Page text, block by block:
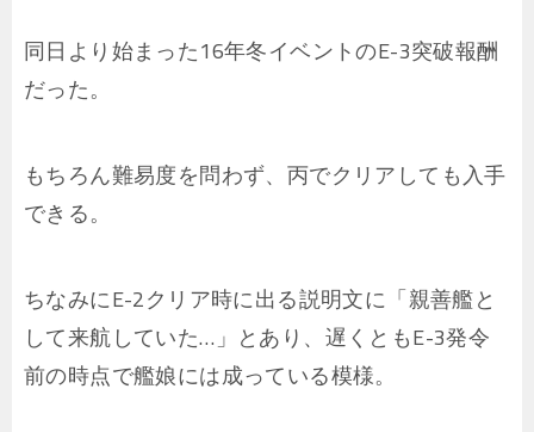
同日より始まった16年冬イベントのE-3突破報酬
だった。
もちろん難易度を問わず、丙でクリアしても入手
できる。
ちなみにE-2クリア時に出る説明文に「親善艦と
して来航していた…」とあり、遅くともE-3発令
前の時点で艦娘には成っている模様。